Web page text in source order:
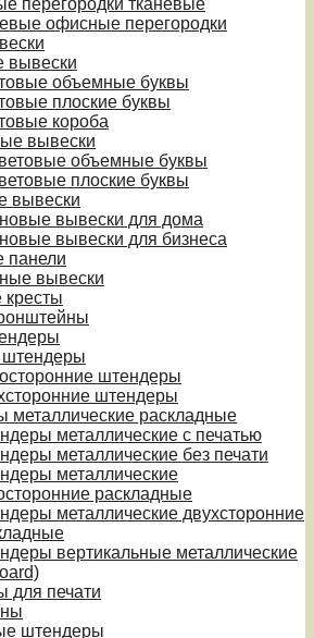
перегородки тканевые
офисные перегородки
вывески
объемные буквы
плоские буквы
короба
вывески
объемные буквы
плоские буквы
вывески
вывески для дома
вывески для бизнеса
панели
вывески
кресты
штендеры
штендеры
металлические раскладные
металлические с печатью
металлические без печати
металлические
раскладные
металлические двухсторонние
вертикальные металлические
для печати
штендеры